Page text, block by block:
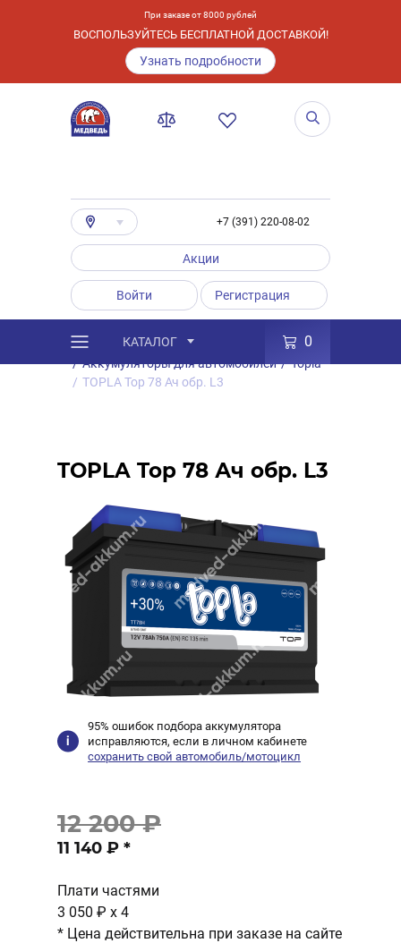
При заказе от 8000 рублей
ВОСПОЛЬЗУЙТЕСЬ БЕСПЛАТНОЙ ДОСТАВКОЙ!
Узнать подробности
+7 (391) 220-08-02
Акции
Войти Регистрация
КАТАЛОГ 0
Каталог / Товары
Аккумуляторы
/ Аккумуляторы для автомобилей / Topla
/ TOPLA Top 78 Ач обр. L3
TOPLA Top 78 Ач обр. L3
95% ошибок подбора аккумулятора
исправляются, если в личном кабинете
сохранить свой автомобиль/мотоцикл
12 200 ₽
11 140 ₽ *
Плати частями
3 050 ₽ x 4
* Цена действительна при заказе на сайте